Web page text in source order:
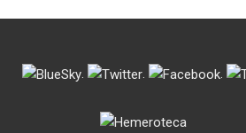
. . .